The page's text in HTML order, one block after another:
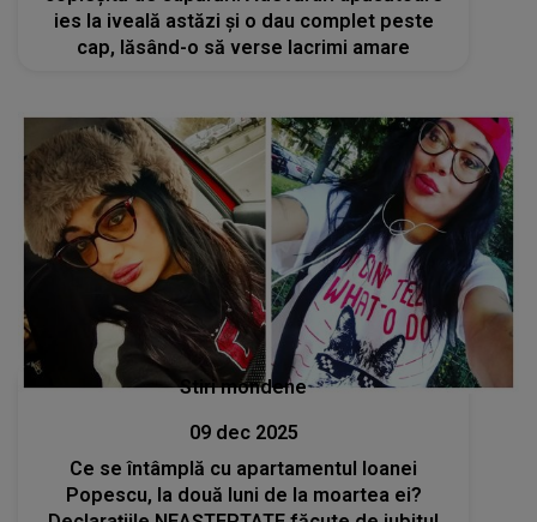
ies la iveală astăzi și o dau complet peste
cap, lăsând-o să verse lacrimi amare
Stiri mondene
09 dec 2025
Ce se întâmplă cu apartamentul Ioanei
Popescu, la două luni de la moartea ei?